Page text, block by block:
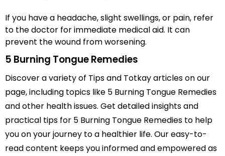
If you have a headache, slight swellings, or pain, refer
to the doctor for immediate medical aid. It can
prevent the wound from worsening.
5 Burning Tongue Remedies
Discover a variety of Tips and Totkay articles on our
page, including topics like 5 Burning Tongue Remedies
and other health issues. Get detailed insights and
practical tips for 5 Burning Tongue Remedies to help
you on your journey to a healthier life. Our easy-to-
read content keeps you informed and empowered as